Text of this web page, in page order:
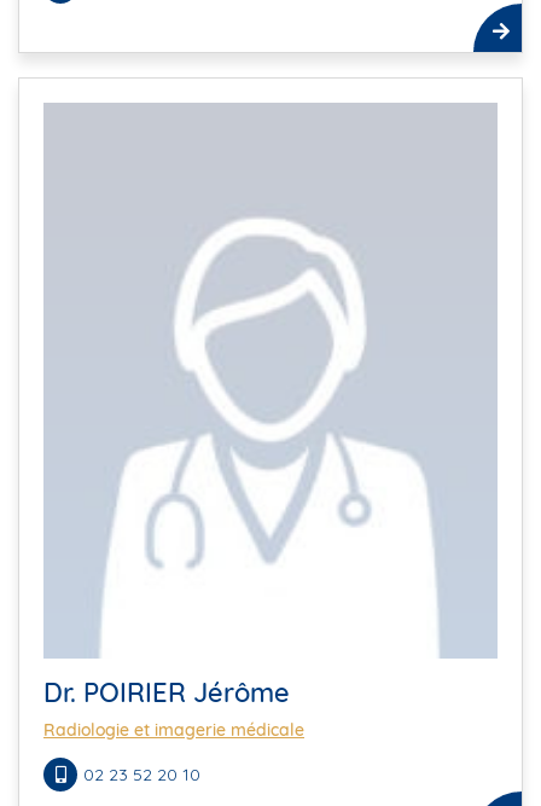
Dr. POIRIER Jérôme
Radiologie et imagerie médicale
02 23 52 20 10